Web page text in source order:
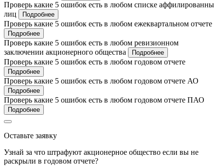
Проверь какие 5 ошибок есть в любом списке аффилированны
лиц
Подробнее
Проверь какие 5 ошибок есть в любом ежеквартальном отчете
Подробнее
Проверь какие 5 ошибок есть в любом ревизионном
заключении акционерного общества
Подробнее
Проверь какие 5 ошибок есть в любом годовом отчете
Подробнее
Проверь какие 5 ошибок есть в любом годовом отчете АО
Подробнее
Проверь какие 5 ошибок есть в любом годовом отчете ПАО
Подробнее
Оставьте заявку
Узнай за что штрафуют акционерное общество если вы не
раскрыли в годовом отчете?